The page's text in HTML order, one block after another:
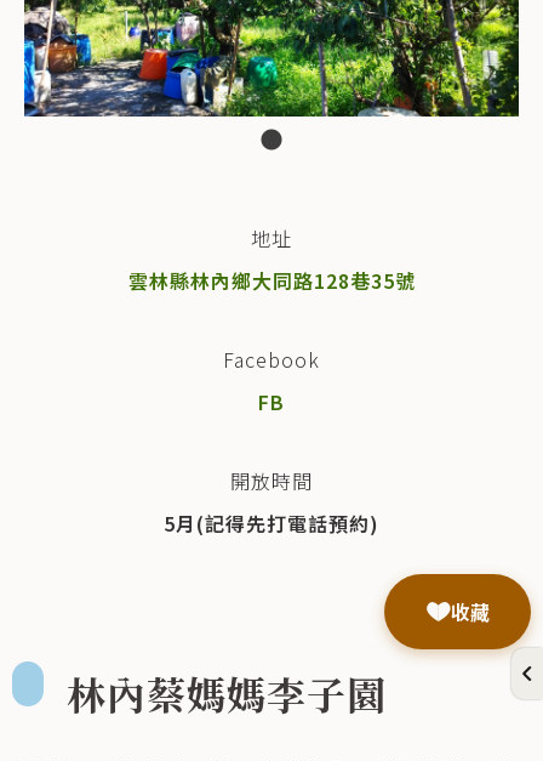
地址
雲林縣林內鄉大同路128巷35號
Facebook
FB
開放時間
5月(記得先打電話預約)
林內蔡媽媽李子園
收藏